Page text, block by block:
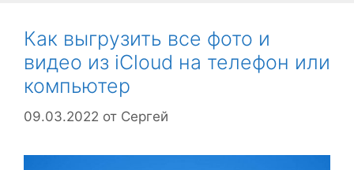
Как выгрузить все фото и
видео из iCloud на телефон или
компьютер
09.03.2022 от Сергей